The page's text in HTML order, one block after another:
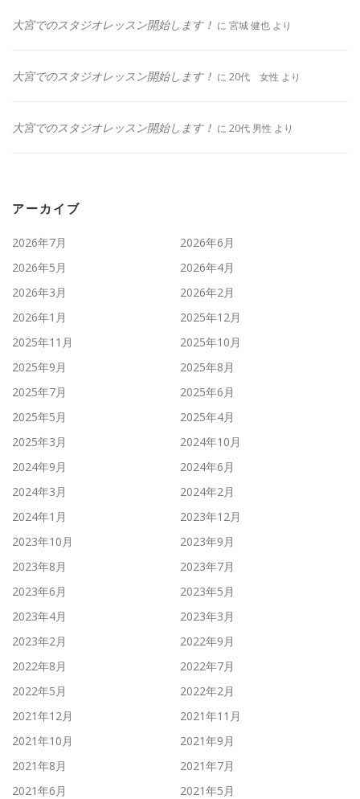
大宮でのスタジオレッスン開始します！ に 宮城 健也 より
大宮でのスタジオレッスン開始します！ に 20代 女性 より
大宮でのスタジオレッスン開始します！ に 20代 男性 より
アーカイブ
2026年7月
2026年6月
2026年5月
2026年4月
2026年3月
2026年2月
2026年1月
2025年12月
2025年11月
2025年10月
2025年9月
2025年8月
2025年7月
2025年6月
2025年5月
2025年4月
2025年3月
2024年10月
2024年9月
2024年6月
2024年3月
2024年2月
2024年1月
2023年12月
2023年10月
2023年9月
2023年8月
2023年7月
2023年6月
2023年5月
2023年4月
2023年3月
2023年2月
2022年9月
2022年8月
2022年7月
2022年5月
2022年2月
2021年12月
2021年11月
2021年10月
2021年9月
2021年8月
2021年7月
2021年6月
2021年5月